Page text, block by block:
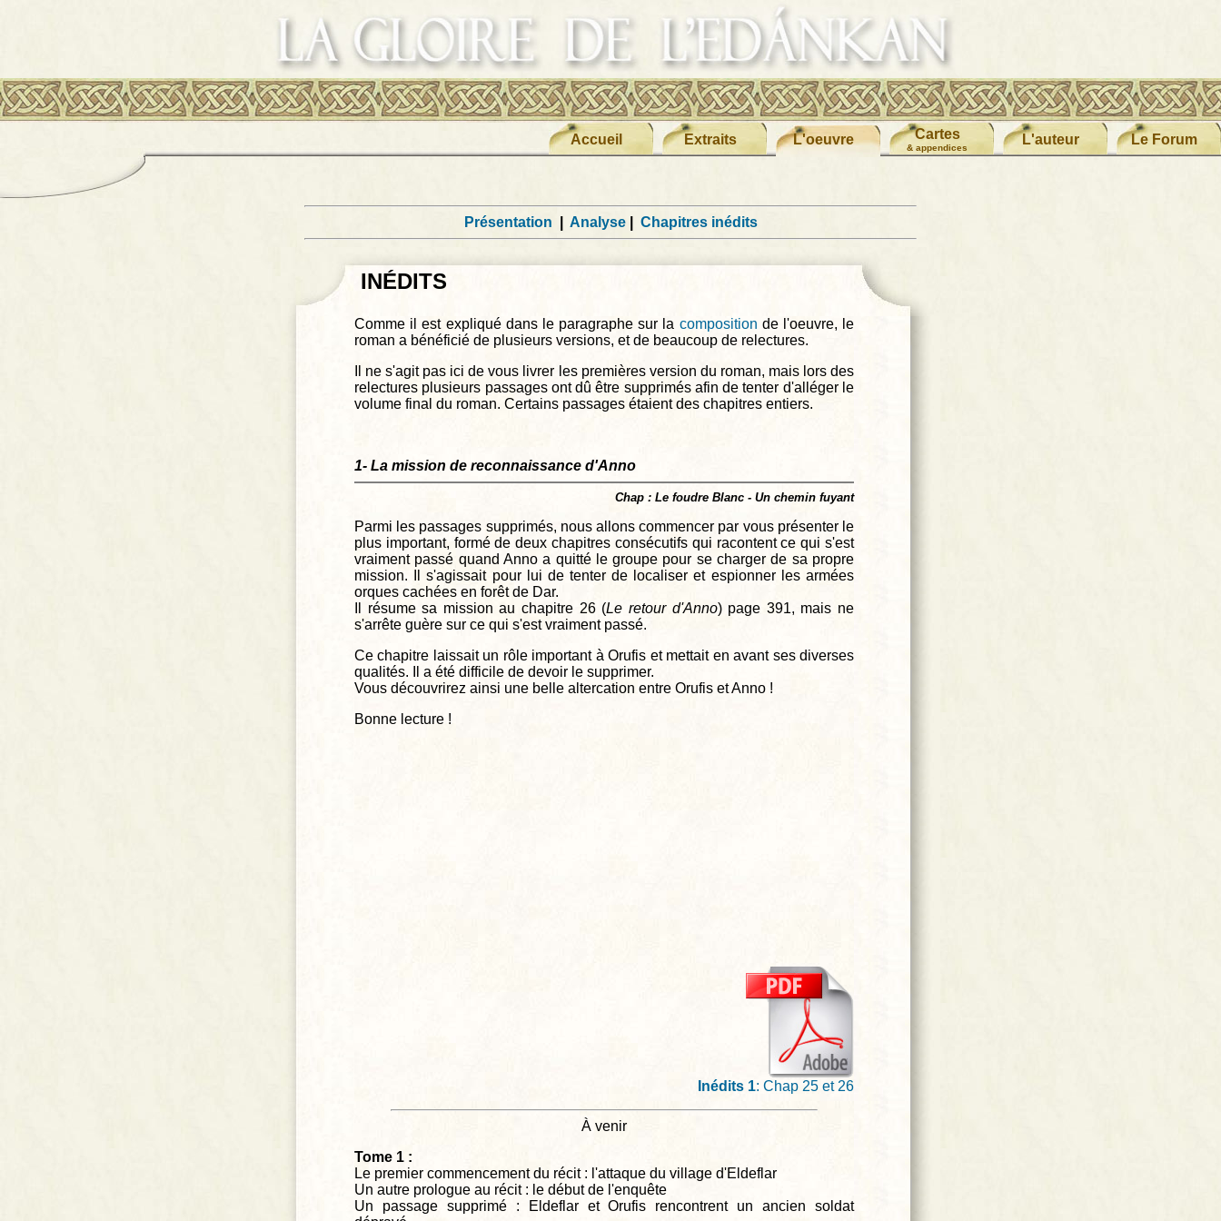
Accueil Extraits L'oeuvre Cartes
& appendices
L'auteur Le Forum
Présentation Analyse| Chapitres inédits
INÉDITS
Comme il est expliqué dans le paragraphe sur la composition de l'oeuvre, le
roman a bénéficié de plusieurs versions, et de beaucoup de relectures.
Il ne s'agit pas ici de vous livrer les premières version du roman, mais lors des
relectures plusieurs passages ont dû être supprimés afin de tenter d'alléger le
volume final du roman. Certains passages étaient des chapitres entiers.
1- La mission de reconnaissance d'Anno
Chap : Le foudre Blanc - Un chemin fuyant
Parmi les passages supprimés, nous allons commencer par vous présenter le
plus important, formé de deux chapitres consécutifs qui racontent ce qui s'est
vraiment passé quand Anno a quitté le groupe pour se charger de sa propre
mission. Il s'agissait pour lui de tenter de localiser et espionner les armées
orques cachées en forêt de Dar.
Il résume sa mission au chapitre 26 (Le retour d'Anno) page 391, mais ne
s'arrête guère sur ce qui s'est vraiment passé.
Ce chapitre laissait un rôle important à Orufis et mettait en avant ses diverses
qualités. Il a été difficile de devoir le supprimer.
Vous découvrirez ainsi une belle altercation entre Orufis et Anno !
Bonne lecture !
Inédits 1: Chap 25 et 26
À venir
Tome 1 :
Le premier commencement du récit : l'attaque du village d'Eldeflar
Un autre prologue au récit : le début de l'enquête
Un passage supprimé : Eldeflar et Orufis rencontrent un ancien soldat